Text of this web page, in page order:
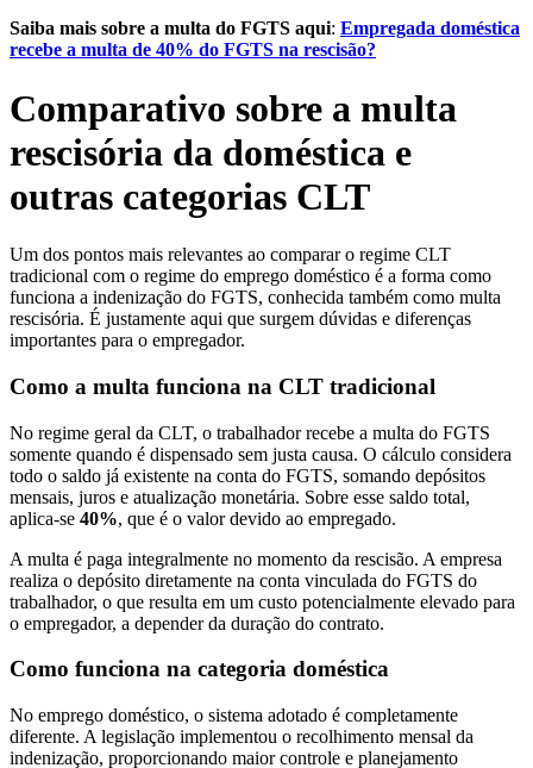
Saiba mais sobre a multa do FGTS aqui: Empregada doméstica
recebe a multa de 40% do FGTS na rescisão?
Comparativo sobre a multa
rescisória da doméstica e
outras categorias CLT
Um dos pontos mais relevantes ao comparar o regime CLT
tradicional com o regime do emprego doméstico é a forma como
funciona a indenização do FGTS, conhecida também como multa
rescisória. É justamente aqui que surgem dúvidas e diferenças
importantes para o empregador.
Como a multa funciona na CLT tradicional
No regime geral da CLT, o trabalhador recebe a multa do FGTS
somente quando é dispensado sem justa causa. O cálculo considera
todo o saldo já existente na conta do FGTS, somando depósitos
mensais, juros e atualização monetária. Sobre esse saldo total,
aplica-se 40%, que é o valor devido ao empregado.
A multa é paga integralmente no momento da rescisão. A empresa
realiza o depósito diretamente na conta vinculada do FGTS do
trabalhador, o que resulta em um custo potencialmente elevado para
o empregador, a depender da duração do contrato.
Como funciona na categoria doméstica
No emprego doméstico, o sistema adotado é completamente
diferente. A legislação implementou o recolhimento mensal da
indenização, proporcionando maior controle e planejamento